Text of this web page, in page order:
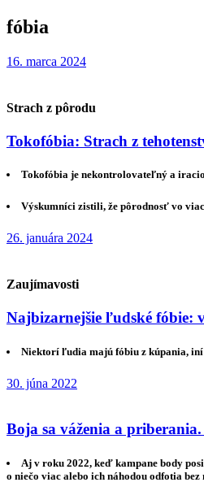
fóbia
16. marca 2024
Strach z pôrodu
Tokofóbia: Strach z
Tokofóbia je nekontrolovateľný a
Výskumníci zistili, že pôrodnosť vo
26. januára 2024
Zaujímavosti
Najbizarnejšie ľudské fóbie:
Niektorí ľudia majú fóbiu z kúpania, iní
30. júna 2022
Boja sa váženia a
Aj v roku 2022, keď kampane body
o niečo viac alebo ich náhodou odfotia